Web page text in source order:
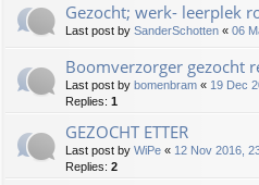
Gezocht; werk- leerplek
Last post by SanderSchotten « 06
Boomverzorger gezocht
Last post by bomenbram « 19 Dec
Replies: 1
GEZOCHT ETTER
Last post by WiPe « 12 Nov 2016,
Replies: 2